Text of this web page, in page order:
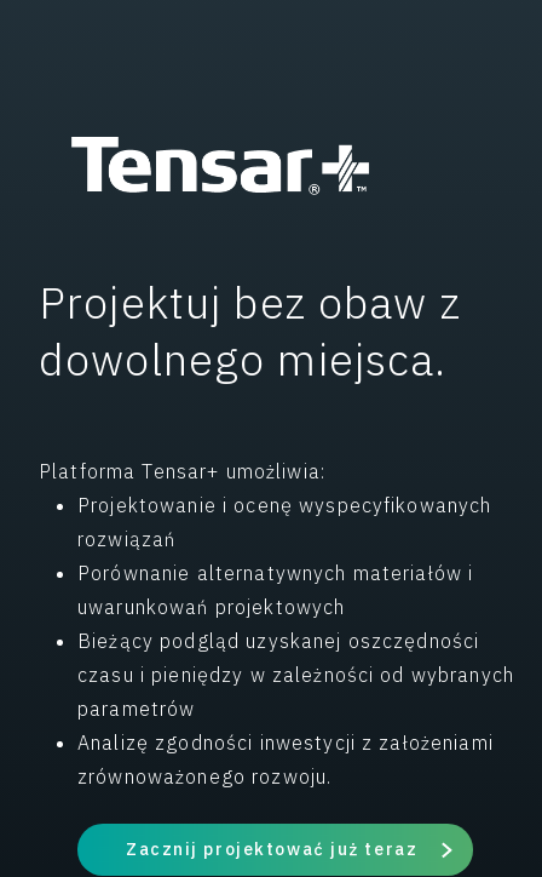
Projektuj bez obaw z
dowolnego miejsca.
Platforma Tensar+ umożliwia:
Projektowanie i ocenę wyspecyfikowanych
rozwiązań
Porównanie alternatywnych materiałów i
uwarunkowań projektowych
Bieżący podgląd uzyskanej oszczędności
czasu i pieniędzy w zależności od wybranych
parametrów
Analizę zgodności inwestycji z założeniami
zrównoważonego rozwoju.
Zacznij projektować już teraz